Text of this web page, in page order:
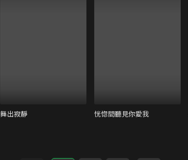
舞出寂靜 恍惚間聽見你愛我